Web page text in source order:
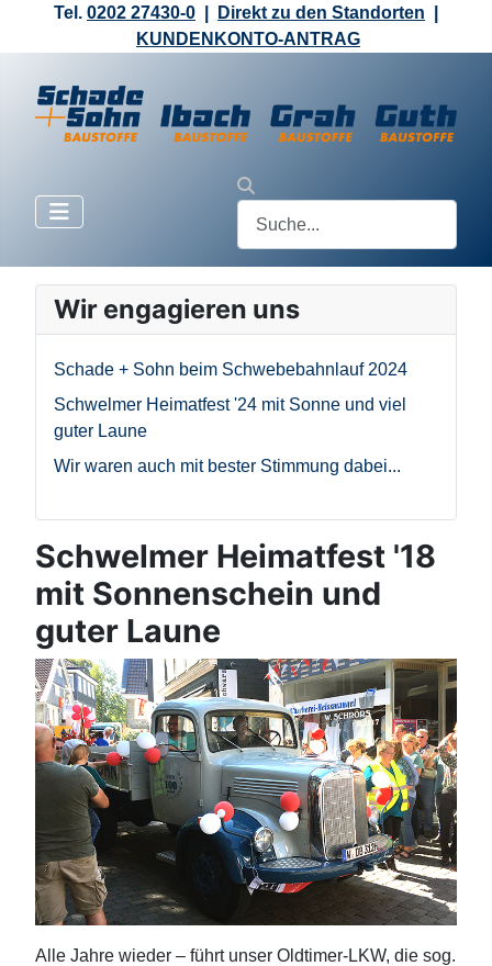
Tel. 0202 27430-0 Direkt zu den Standorten
KUNDENKONTO-ANTRAG
Wir engagieren uns
Schade + Sohn beim Schwebebahnlauf 2024
Schwelmer Heimatfest '24 mit Sonne und viel
guter Laune
Wir waren auch mit bester Stimmung dabei...
Schwelmer Heimatfest '18
mit Sonnenschein und
guter Laune
Alle Jahre wieder – führt unser Oldtimer-LKW, die sog.